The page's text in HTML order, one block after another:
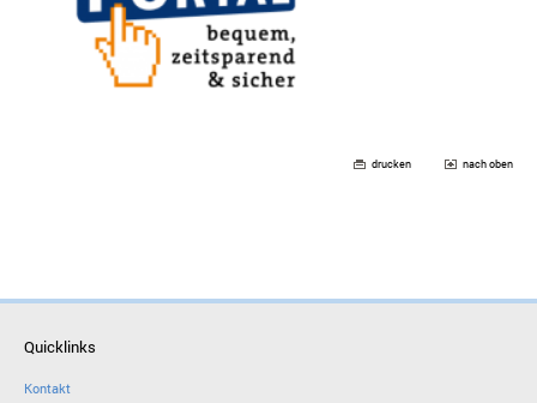
drucken nach oben
Quicklinks
Kontakt